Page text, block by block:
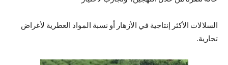
السلالات الأكثر إنتاجية في الأزهار أو نسبة المواد العطرية لأغراض
تجارية.